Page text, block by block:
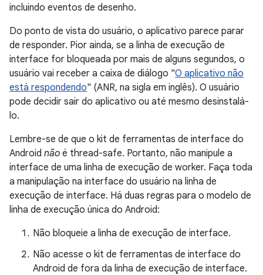
incluindo eventos de desenho.
Do ponto de vista do usuário, o aplicativo parece parar
de responder. Pior ainda, se a linha de execução de
interface for bloqueada por mais de alguns segundos, o
usuário vai receber a caixa de diálogo "O aplicativo não
está respondendo" (ANR, na sigla em inglês). O usuário
pode decidir sair do aplicativo ou até mesmo desinstalá-
lo.
Lembre-se de que o kit de ferramentas de interface do
Android não é thread-safe. Portanto, não manipule a
interface de uma linha de execução de worker. Faça toda
a manipulação na interface do usuário na linha de
execução de interface. Há duas regras para o modelo de
linha de execução única do Android:
Não bloqueie a linha de execução de interface.
Não acesse o kit de ferramentas de interface do
Android de fora da linha de execução de interface.